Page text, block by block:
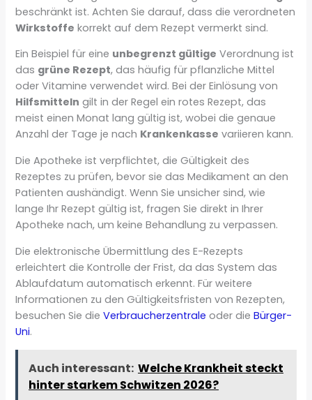
beschränkt ist. Achten Sie darauf, dass die verordneten
Wirkstoffe korrekt auf dem Rezept vermerkt sind.
Ein Beispiel für eine unbegrenzt gültige Verordnung ist
das grüne Rezept, das häufig für pflanzliche Mittel
oder Vitamine verwendet wird. Bei der Einlösung von
Hilfsmitteln gilt in der Regel ein rotes Rezept, das
meist einen Monat lang gültig ist, wobei die genaue
Anzahl der Tage je nach Krankenkasse variieren kann.
Die Apotheke ist verpflichtet, die Gültigkeit des
Rezeptes zu prüfen, bevor sie das Medikament an den
Patienten aushändigt. Wenn Sie unsicher sind, wie
lange Ihr Rezept gültig ist, fragen Sie direkt in Ihrer
Apotheke nach, um keine Behandlung zu verpassen.
Die elektronische Übermittlung des E-Rezepts
erleichtert die Kontrolle der Frist, da das System das
Ablaufdatum automatisch erkennt. Für weitere
Informationen zu den Gültigkeitsfristen von Rezepten,
besuchen Sie dieVerbraucherzentrale oder dieBürger-
Uni.
Auch interessant: Welche Krankheit steckt
hinter starkem Schwitzen 2026?